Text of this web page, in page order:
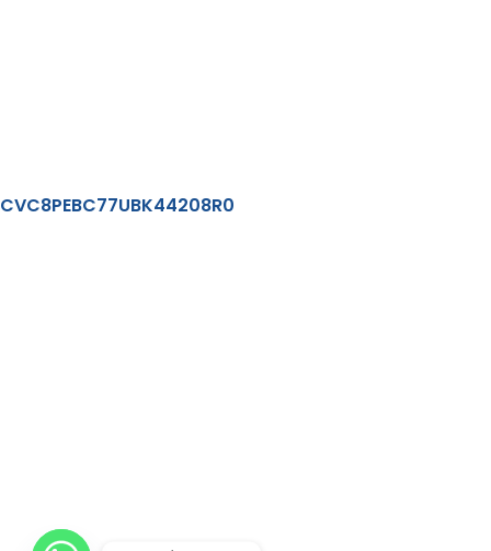
CVC8PEBC77UBK44208R0